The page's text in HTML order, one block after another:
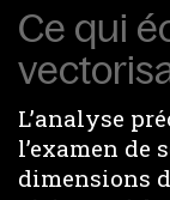
Ce qui
L’analyse
l’examen de
dimensions